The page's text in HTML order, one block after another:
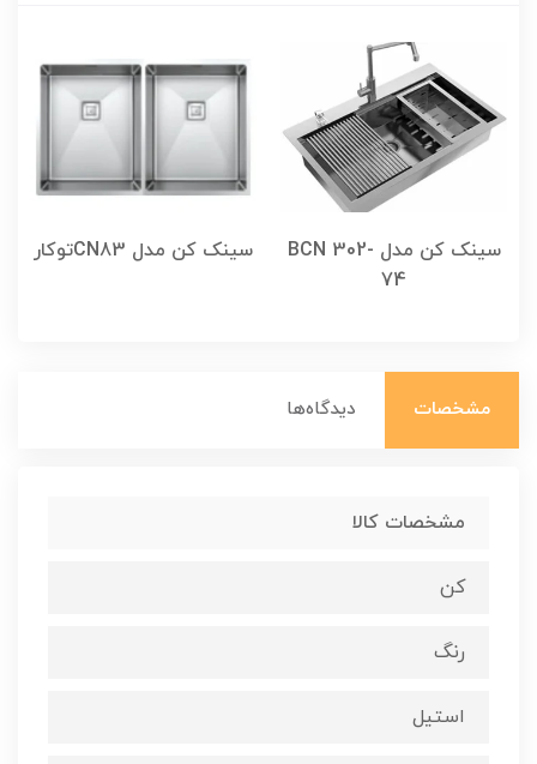
سینک کن مدل BCN 302-
74
سینک کن مدل CN83توکار
مشخصات دیدگاه‌ها
مشخصات کالا
کن
رنگ
استیل